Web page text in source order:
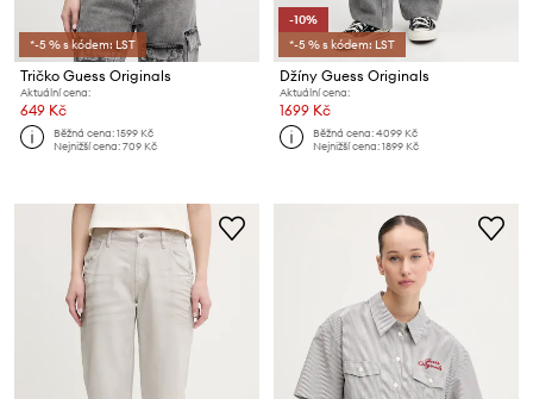
*-5 % s kódem: LST
Tričko Guess Originals
Aktuální cena:
649 Kč
Běžná cena:1599 Kč
Nejnižší cena:709 Kč
-10%
*-5 % s kódem: LST
Džíny Guess Originals
Aktuální cena:
1699 Kč
Běžná cena:4099 Kč
Nejnižší cena:1899 Kč